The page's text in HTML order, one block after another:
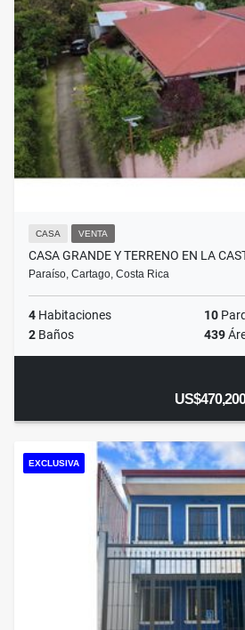
CASA VENTA
CASA GRANDE Y TERRENO EN LA
Paraíso, Cartago, Costa Rica
4 Habitaciones 10
2 Baños 439
EXCLUSIVA